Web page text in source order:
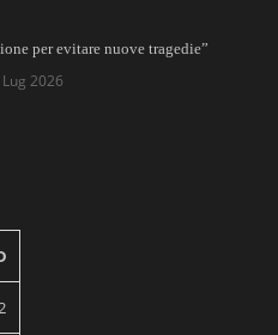
per evitare nuove tragedie”
2026